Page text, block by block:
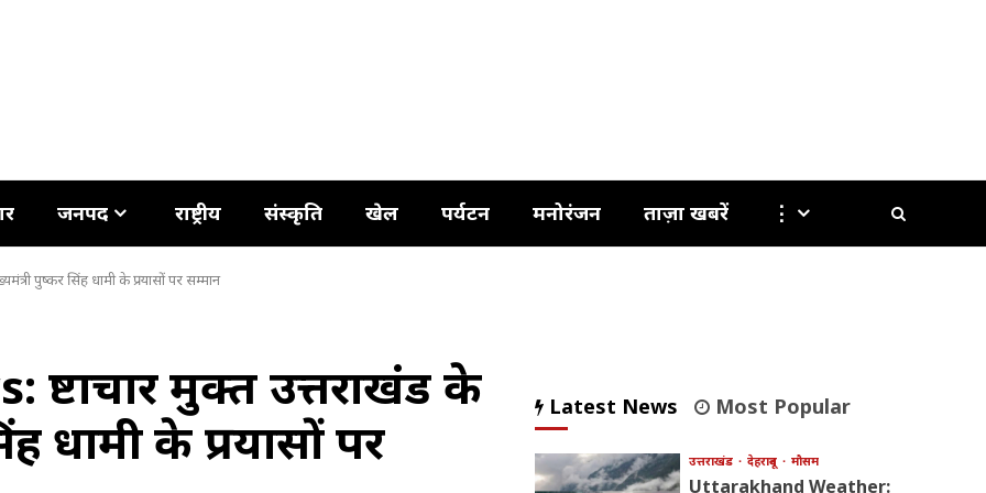
जनपद राष्ट्रीय संस्कृति खेल पर्यटन मनोरंजन ताज़ा खबरें ⋮
पुष्कर सिंह धामी के प्रयासों पर सम्मान
मुक्त उत्तराखंड के
धामी के प्रयासों पर
Latest News Most Popular
उत्तराखंड देहरादून मौसम
Uttarakhand Weather: